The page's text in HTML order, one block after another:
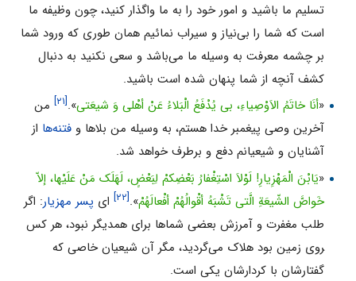
تسلیم ما باشید و امور خود را به ما واگذار کنید، چون وظیفه ما
است که شما را بى‌نیاز و سیراب نمائیم همان طورى که ورود شما
بر چشمه معرفت به وسیله ما می‌‌باشد و سعى نکنید به دنبال
کشف آنچه از شما پنهان شده است باشید.
«أنَا خاتَمُ الاَوْصِیاءِ، بى یُدْفَعُ الْبَلاءُ عَنْ أهْلى وَ شیعَتى».[۲۱]
من
آخرین وصی پیغمبر خدا هستم، به وسیله من بلاها و فتنه‌ها از
آشنایان و شیعیانم دفع و برطرف خواهد شد.
«یَابْنَ الْمَهْزِیارِ! لَوْلاَ اسْتِغْفارُ بَعْضِکمْ لِبَعْضٍ، لَهَلَک مَنْ عَلَیْها، إلاّ
خَواصَّ الشّیعَةِ الَّتى تَشْبَهُ أقْوالُهُمْ أفْعالَهُمْ».[۲۲] ای پسر مهزیار: اگر
طلب مغفرت و آمرزش بعضى شماها براى همدیگر نبود، هر کس
‍روى زمین بود هلاک می‌‌گردید، مگر آن شیعیان خاصى که
گفتارشان با کردارشان یکى است.